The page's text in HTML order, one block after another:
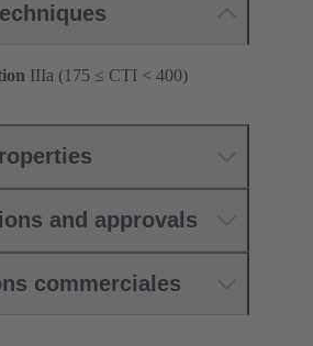
IIIa (175 ≤ CTI < 400)
and approvals
commerciales